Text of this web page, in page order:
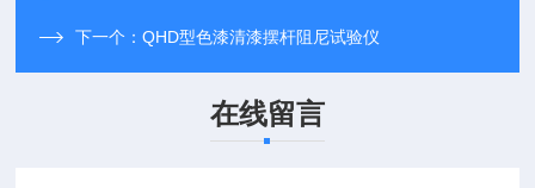
下一个：QHD型色漆清漆摆杆阻尼试验仪
在线留言